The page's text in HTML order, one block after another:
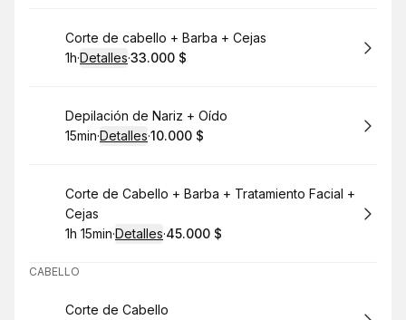
Reservar
Corte de cabello + Barba + Cejas
.Duración:
1h·Detalles·
.Precio:
33.000 $
Reservar
Depilación de Nariz + Oído
.Duración:
15min·Detalles·
.Precio:
10.000 $
Reservar
Corte de Cabello + Barba + Tratamiento Facial +
Cejas
.Duración:
1h 15min·Detalles·
.Precio:
45.000 $
CABELLO
Reservar
Corte de Cabello